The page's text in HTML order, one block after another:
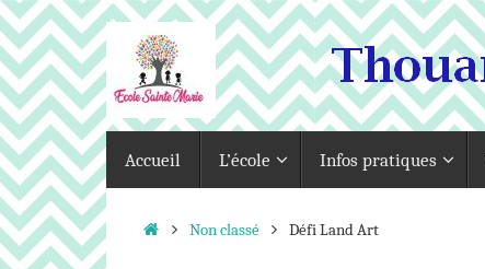
Passer
au
contenu
au
contenu
Accueil L’école Infos pratiques
AccueilNon classé Défi Land Art